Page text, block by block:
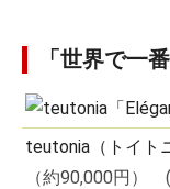
「世界で一
teutonia（トイ
（約90,000円）